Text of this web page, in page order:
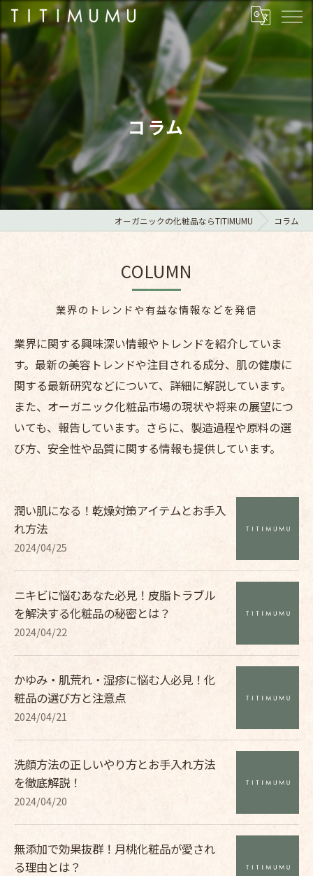
コラム
オーガニックの化粧品ならTITIMUMU コラム
COLUMN
業界のトレンドや有益な情報などを発信
業界に関する興味深い情報やトレンドを紹介していま
す。最新の美容トレンドや注目される成分、肌の健康に
関する最新研究などについて、詳細に解説しています。
また、オーガニック化粧品市場の現状や将来の展望につ
いても、報告しています。さらに、製造過程や原料の選
び方、安全性や品質に関する情報も提供しています。
潤い肌になる！乾燥対策アイテムとお手入
れ方法
2024/04/25
ニキビに悩むあなた必見！皮脂トラブル
を解決する化粧品の秘密とは？
2024/04/22
かゆみ・肌荒れ・湿疹に悩む人必見！化
粧品の選び方と注意点
2024/04/21
洗顔方法の正しいやり方とお手入れ方法
を徹底解説！
2024/04/20
無添加で効果抜群！月桃化粧品が愛され
る理由とは？